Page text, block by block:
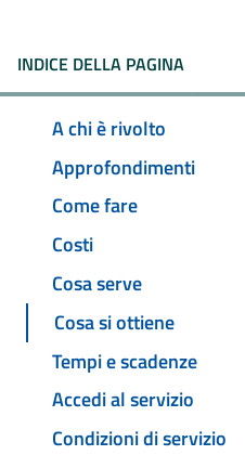
INDICE DELLA PAGINA
A chi è rivolto
Approfondimenti
Come fare
Costi
Cosa serve
Cosa si ottiene
Tempi e scadenze
Accedi al servizio
Condizioni di servizio